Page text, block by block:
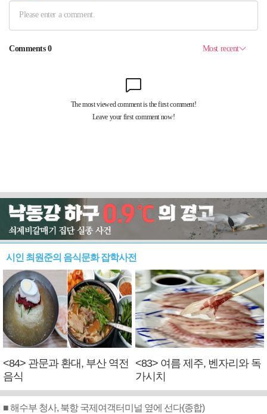
시인 최원준의 음식문화 잡학사전
<84> 관문과 환대, 부산 역전
음식
<83> 여름 제주, 벤자리와 독
가시치
■ 해수부 청사, 북항 국제여객터미널 옆에 선다(종합)